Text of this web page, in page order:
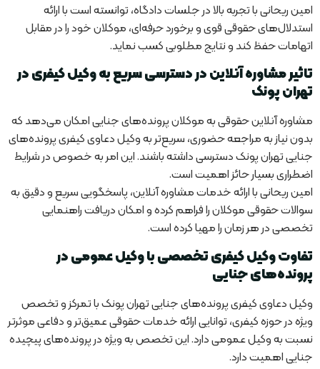
امین ریحانی با تجربه بالا در جلسات دادگاه، توانسته است با ارائه
استدلال‌های حقوقی قوی و برخورد حرفه‌ای، موکلان خود را در مقابل
اتهامات حفظ کند و نتایج مطلوبی کسب نماید.
تاثیر مشاوره آنلاین در دسترسی سریع به وکیل کیفری در
تهران پونک
مشاوره آنلاین حقوقی به موکلان پرونده‌های جنایی امکان می‌دهد که
بدون نیاز به مراجعه حضوری، سریع‌تر به وکیل دعاوی کیفری پرونده‌های
جنایی تهران پونک دسترسی داشته باشند. این امر به خصوص در شرایط
اضطراری بسیار حائز اهمیت است.
امین ریحانی با ارائه خدمات مشاوره آنلاین، پاسخگویی سریع و دقیق به
سوالات حقوقی موکلان را فراهم کرده و امکان دریافت راهنمایی
تخصصی در هر زمان را مهیا کرده است.
تفاوت وکیل کیفری تخصصی با وکیل عمومی در
پرونده‌های جنایی
وکیل دعاوی کیفری پرونده‌های جنایی تهران پونک با تمرکز و تخصص
ویژه در حوزه کیفری، توانایی ارائه خدمات حقوقی عمیق‌تر و دفاعی موثرتر
نسبت به وکیل عمومی دارد. این تخصص به ویژه در پرونده‌های پیچیده
جنایی اهمیت دارد.